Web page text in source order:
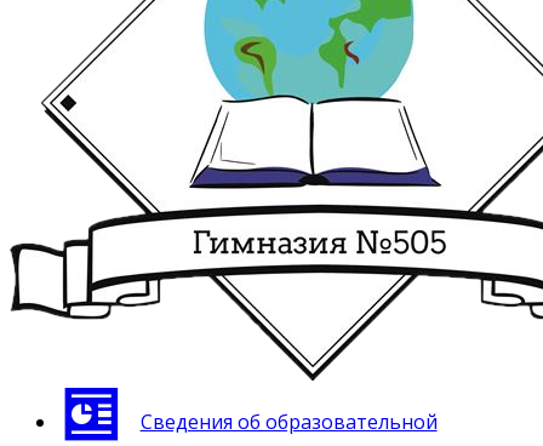
Сведения об образовательной